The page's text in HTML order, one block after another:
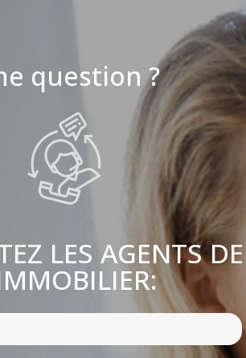
question ?
LES AGENTS DE